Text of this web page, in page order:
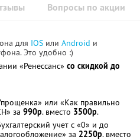
Вопросы по акции
для IOS или Android и
Это удобно :)
«Ренессанс» со скидкой до
или «Как правильно
за 990р. вместо 3500р.
учет с «0» и до
за 2250р. вместо